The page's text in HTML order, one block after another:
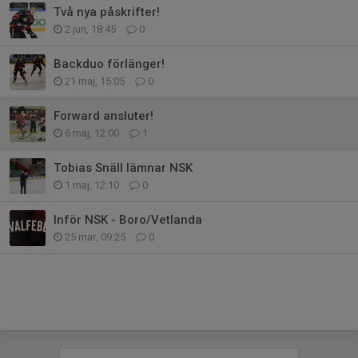
Två nya påskrifter!
2 jun, 18:45 0
Backduo förlänger!
21 maj, 15:05 0
Forward ansluter!
6 maj, 12:00 1
Tobias Snäll lämnar NSK
1 maj, 12:10 0
Inför NSK - Boro/Vetlanda
25 mar, 09:25 0